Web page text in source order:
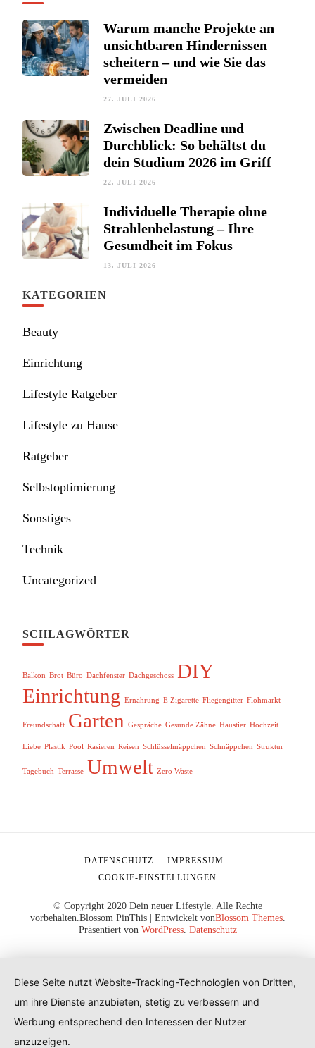
Warum manche Projekte an
unsichtbaren Hindernissen
scheitern – und wie Sie das
vermeiden
27. JULI 2026
Zwischen Deadline und
Durchblick: So behältst du
dein Studium 2026 im Griff
22. JULI 2026
Individuelle Therapie ohne
Strahlenbelastung – Ihre
Gesundheit im Fokus
13. JULI 2026
KATEGORIEN
Beauty
Einrichtung
Lifestyle Ratgeber
Lifestyle zu Hause
Ratgeber
Selbstoptimierung
Sonstiges
Technik
Uncategorized
SCHLAGWÖRTER
Balkon Brot Büro Dachfenster Dachgeschoss DIY
Einrichtung Ernährung E Zigarette Fliegengitter Flohmarkt
Freundschaft Garten Gespräche Gesunde Zähne Haustier Hochzeit
Liebe Plastik Pool Rasieren Reisen Schlüsselmäppchen Schnäppchen Struktur
Tagebuch Terrasse Umwelt Zero Waste
© Copyright 2020 Dein neuer Lifestyle. Alle Rechte
vorbehalten.Blossom PinThis | Entwickelt vonBlossom Themes.
Präsentiert von WordPress. Datenschutz
DATENSCHUTZ
IMPRESSUM
COOKIE-EINSTELLUNGEN
Diese Seite nutzt Website-Tracking-Technologien von Dritten,
um ihre Dienste anzubieten, stetig zu verbessern und
Werbung entsprechend den Interessen der Nutzer
anzuzeigen.